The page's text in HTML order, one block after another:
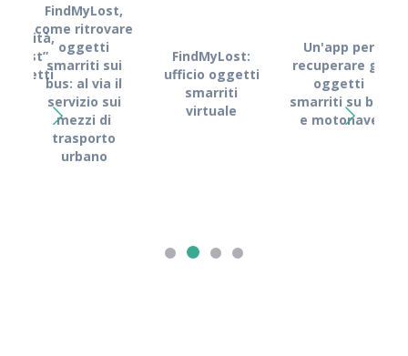
oggetti
FindMyLost,
come ritrovare
oggetti
smarriti sui
bus: al via il
servizio sui
mezzi di
trasporto
urbano
FindMyLost:
ufficio oggetti
smarriti
virtuale
Un'app per
recuperare gli
oggetti
smarriti su bus
e motonave